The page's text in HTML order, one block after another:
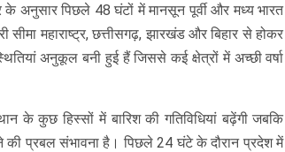
अनुसार पिछले 48 घंटों में मानसून पूर्वी और मध्य भारत
महाराष्ट्र, छत्तीसगढ़, झारखंड और बिहार से होकर
अनुकूल बनी हुई हैं जिससे कई क्षेत्रों में अच्छी वर्षा
के कुछ हिस्सों में बारिश की गतिविधियां बढ़ेंगी जबकि
की प्रबल संभावना है। पिछले 24 घंटे के दौरान प्रदेश में